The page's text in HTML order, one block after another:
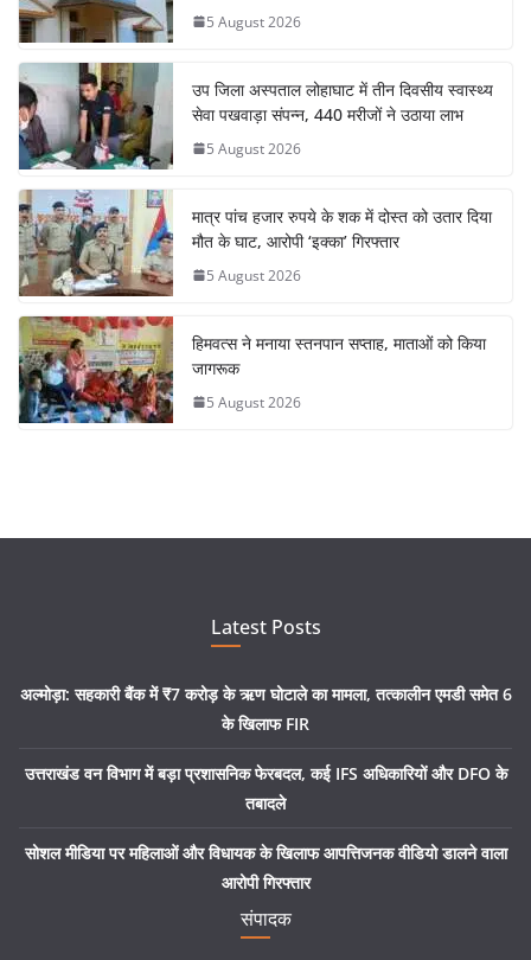
5 August 2026
उप जिला अस्पताल लोहाघाट में तीन दिवसीय स्वास्थ्य
सेवा पखवाड़ा संपन्न, 440 मरीजों ने उठाया लाभ
5 August 2026
मात्र पांच हजार रुपये के शक में दोस्त को उतार दिया
मौत के घाट, आरोपी ‘इक्का’ गिरफ्तार
5 August 2026
हिमवत्स ने मनाया स्तनपान सप्ताह, माताओं को किया
जागरूक
5 August 2026
Latest Posts
अल्मोड़ा: सहकारी बैंक में ₹7 करोड़ के ऋण घोटाले का मामला, तत्कालीन एमडी समेत 6
के खिलाफ FIR
उत्तराखंड वन विभाग में बड़ा प्रशासनिक फेरबदल, कई IFS अधिकारियों और DFO के
तबादले
सोशल मीडिया पर महिलाओं और विधायक के खिलाफ आपत्तिजनक वीडियो डालने वाला
आरोपी गिरफ्तार
संपादक